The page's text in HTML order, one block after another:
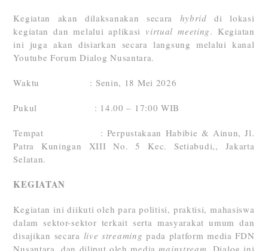
Kegiatan akan dilaksanakan secara hybrid di lokasi
kegiatan dan melalui aplikasi virtual meeting. Kegiatan
ini juga akan disiarkan secara langsung melalui kanal
Youtube Forum Dialog Nusantara.
Waktu : Senin, 18 Mei 2026
Pukul : 14.00 – 17:00 WIB
Tempat : Perpustakaan Habibie & Ainun, Jl.
Patra Kuningan XIII No. 5 Kec. Setiabudi,, Jakarta
Selatan.
KEGIATAN
Kegiatan ini diikuti oleh para politisi, praktisi, mahasiswa
dalam sektor-sektor terkait serta masyarakat umum dan
disajikan secara live streaming pada platform media FDN
Nusantara, dan diliput oleh media mainstream . Dialog ini